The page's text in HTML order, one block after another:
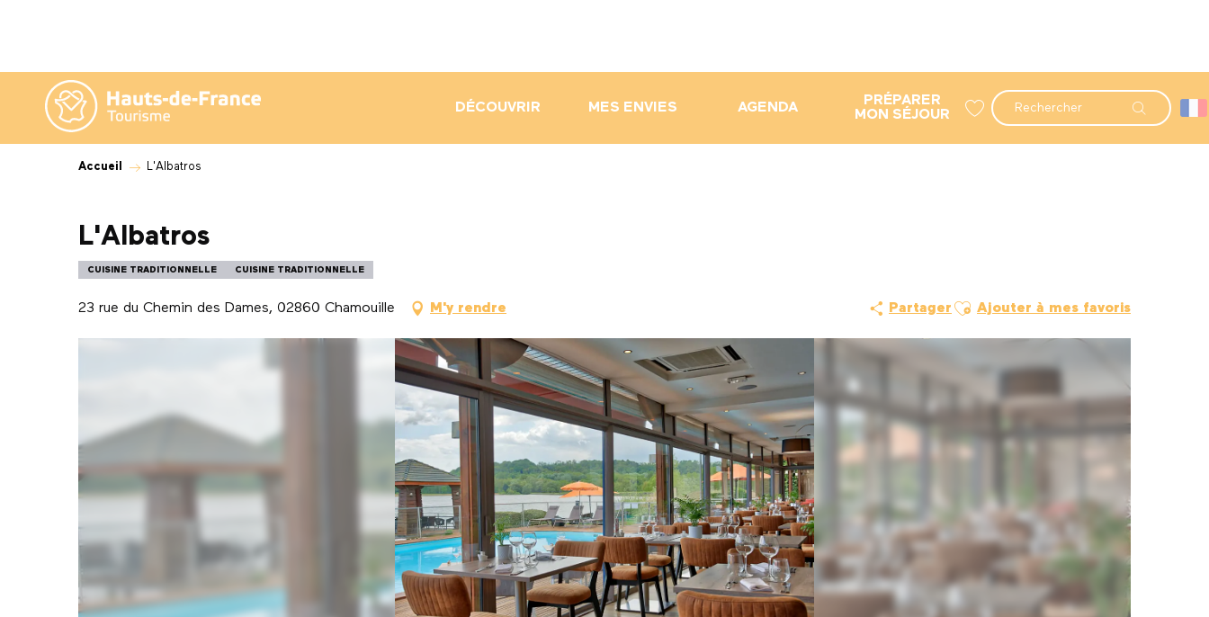
contenu
principal
Recherche
DÉCOUVRIR MES ENVIES AGENDA
PRÉPARER
MON SÉJOUR
Accueil L'Albatros
L'Albatros
CUISINE TRADITIONNELLE CUISINE TRADITIONNELLE
23 rue du Chemin des Dames, 02860 Chamouille M'y rendre Partager Ajouter aux favoris
Ajouter à mes favoris